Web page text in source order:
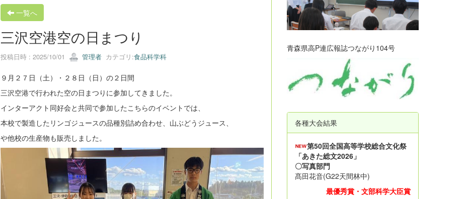
一覧へ
三沢空港空の日まつり
投稿日時 : 2025/10/01 管理者カテゴリ:食品科学科
９月２７日（土）・２８日（日）の２日間
三沢空港で行われた空の日まつりに参加してきました。
インターアクト同好会と共同で参加したこちらのイベントでは、
本校で製造したリンゴジュースの品種別詰め合わせ、山ぶどうジュース、
や他校の生産物も販売しました。
青森県高P連広報誌つながり104号
各種大会結果
第50回全国高等学校総合文化祭
「あきた総文2026」
〇写真部門
髙田花音(G22天間林中)
最優秀賞・文部科学大臣賞